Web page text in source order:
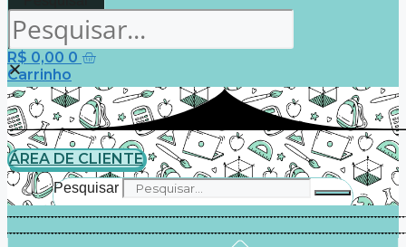
R$ 0,00 0
Carrinho
ÁREA DE CLIENTE
Pesquisar